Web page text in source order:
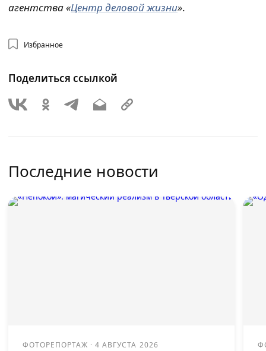
агентства «Центр деловой жизни».
Избранное
Поделиться ссылкой
Последние новости
ФОТОРЕПОРТАЖ ·4 АВГУСТА 2026